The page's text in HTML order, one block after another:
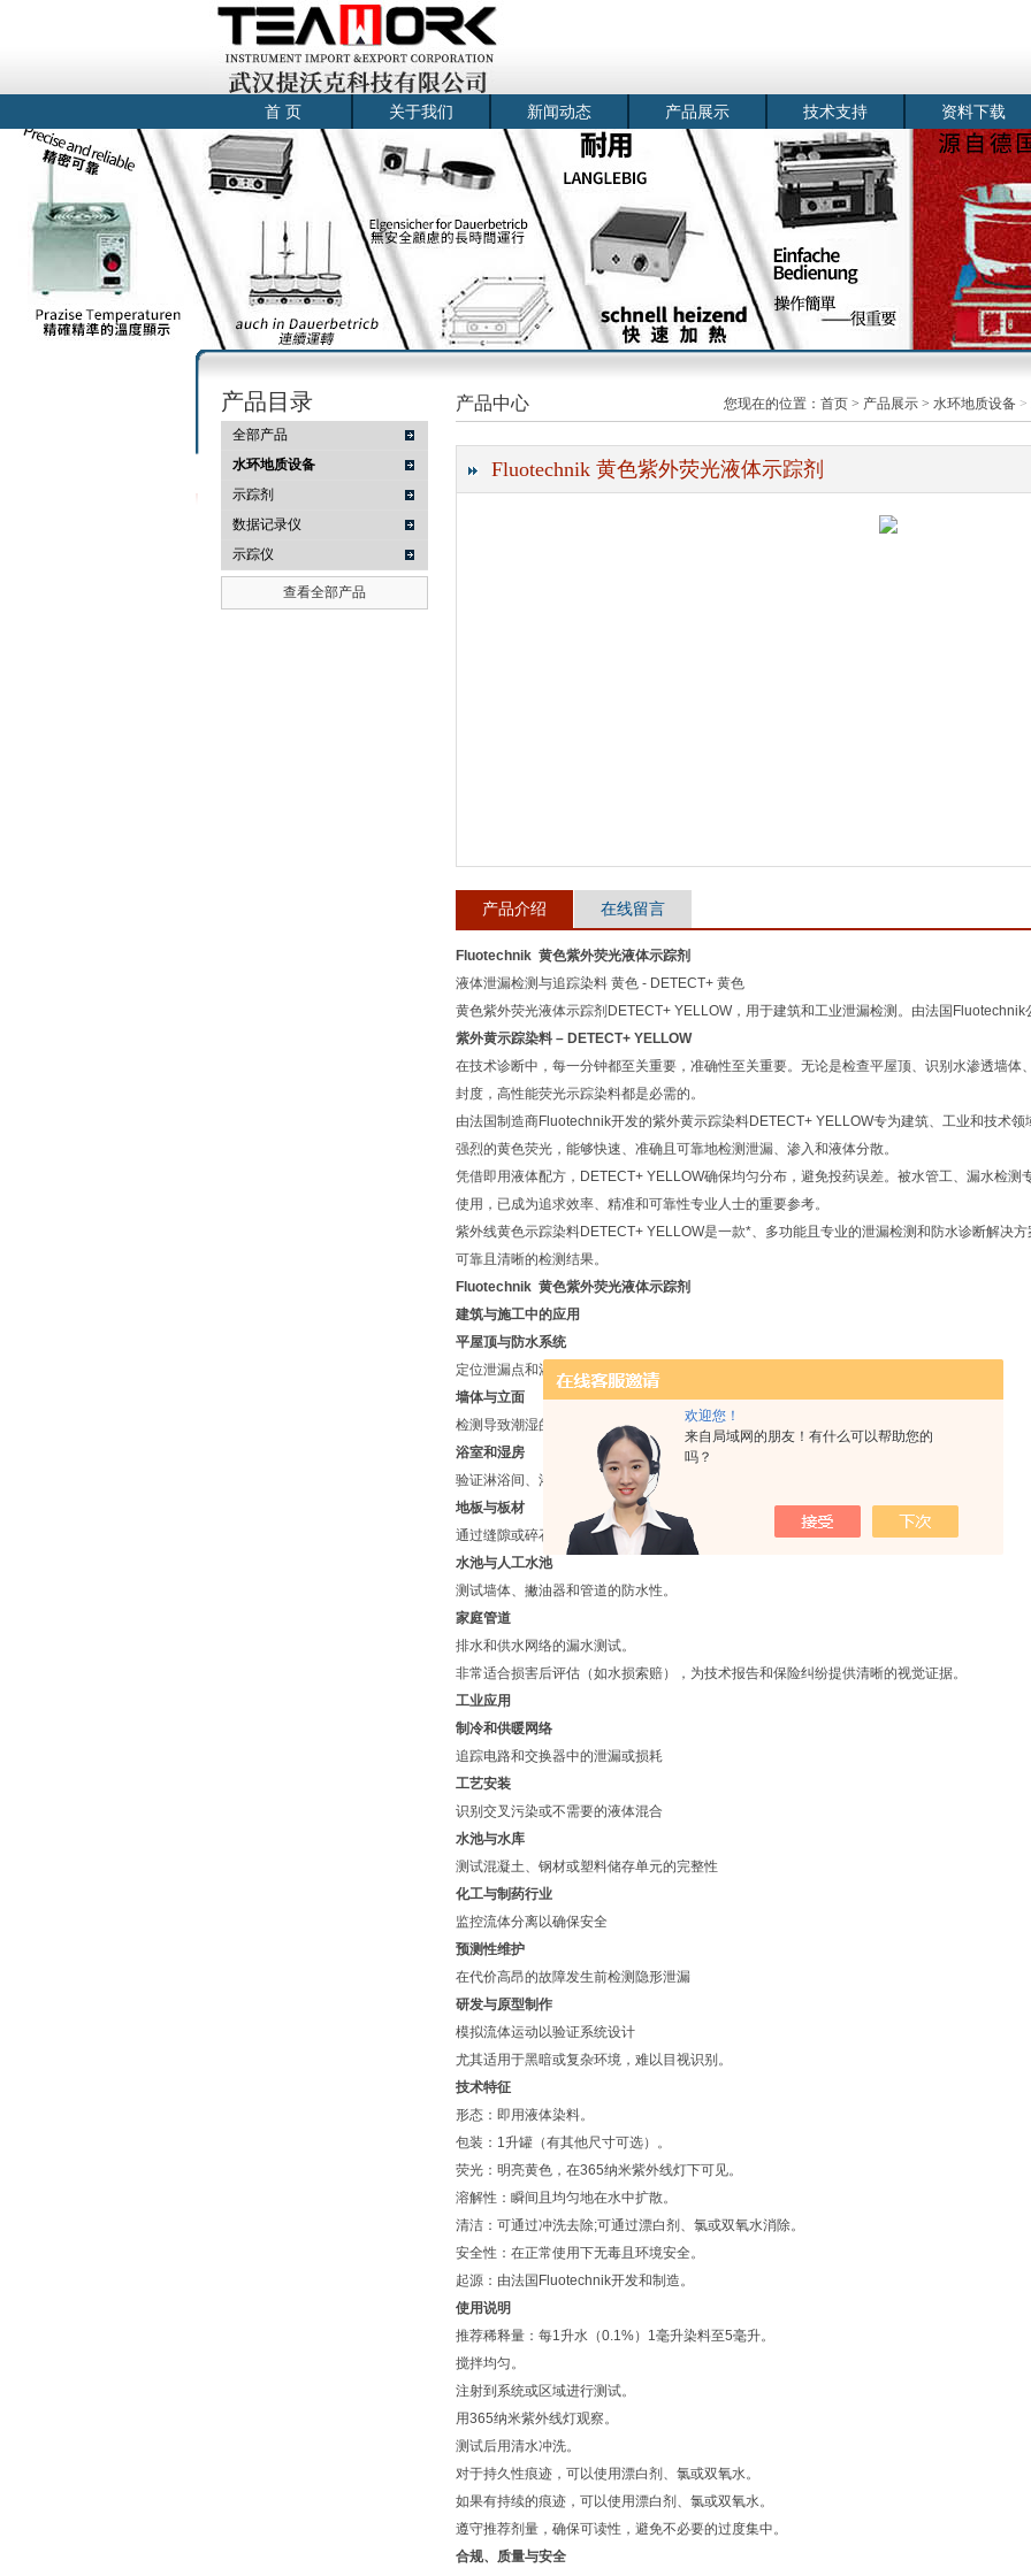
欢迎您！
来自局域网的朋友！有什么可以帮助您的
吗？
武汉提沃克科技有限公司
首 页 关于我们 新闻动态 产品展示 技术支持 资料下载
产品目录
全部产品
水环地质设备
示踪剂
数据记录仪
示踪仪
查看全部产品
产品中心 您现在的位置： 首页 > 产品展示 > 水环地质设备 >
Fluotechnik 黄色紫外荧光液体示踪剂
产品介绍 在线留言
Fluotechnik 黄色紫外荧光液体示踪剂
液体泄漏检测与追踪染料 黄色 - DETECT+ 黄色
黄色紫外荧光液体示踪剂DETECT+ YELLOW，用于建筑和工业泄漏检测。由法国Fluotechnik
紫外黄示踪染料 – DETECT+ YELLOW
在技术诊断中，每一分钟都至关重要，准确性至关重要。无论是检查平屋顶、识别水渗透墙
封度，高性能荧光示踪染料都是必需的。
由法国制造商Fluotechnik开发的紫外黄示踪染料DETECT+ YELLOW专为建筑、工业和技术
强烈的黄色荧光，能够快速、准确且可靠地检测泄漏、渗入和液体分散。
凭借即用液体配方，DETECT+ YELLOW确保均匀分布，避免投药误差。被水管工、漏水检测
使用，已成为追求效率、精准和可靠性专业人士的重要参考。
紫外线黄色示踪染料DETECT+ YELLOW是一款*、多功能且专业的泄漏检测和防水诊断解决
可靠且清晰的检测结果。
Fluotechnik 黄色紫外荧光液体示踪剂
建筑与施工中的应用
平屋顶与防水系统
定位泄漏点和渗透路径
墙体与立面
检测导致潮湿的裂纹和故障接头
浴室和湿房
验证淋浴间、浴缸和瓷砖的防水密封
地板与板材
通过缝隙或碎石板定位渗漏。
水池与人工水池
测试墙体、撇油器和管道的防水性。
家庭管道
排水和供水网络的漏水测试。
非常适合损害后评估（如水损索赔），为技术报告和保险纠纷提供清晰的视觉证据。
工业应用
制冷和供暖网络
追踪电路和交换器中的泄漏或损耗
工艺安装
识别交叉污染或不需要的液体混合
水池与水库
测试混凝土、钢材或塑料储存单元的完整性
化工与制药行业
监控流体分离以确保安全
预测性维护
在代价高昂的故障发生前检测隐形泄漏
研发与原型制作
模拟流体运动以验证系统设计
尤其适用于黑暗或复杂环境，难以目视识别。
技术特征
形态：即用液体染料。
包装：1升罐（有其他尺寸可选）。
荧光：明亮黄色，在365纳米紫外线灯下可见。
溶解性：瞬间且均匀地在水中扩散。
清洁：可通过冲洗去除;可通过漂白剂、氯或双氧水消除。
安全性：在正常使用下无毒且环境安全。
起源：由法国Fluotechnik开发和制造。
使用说明
推荐稀释量：每1升水（0.1%）1毫升染料至5毫升。
搅拌均匀。
注射到系统或区域进行测试。
用365纳米紫外线灯观察。
测试后用清水冲洗。
对于持久性痕迹，可以使用漂白剂、氯或双氧水。
如果有持续的痕迹，可以使用漂白剂、氯或双氧水。
遵守推荐剂量，确保可读性，避免不必要的过度集中。
合规、质量与安全